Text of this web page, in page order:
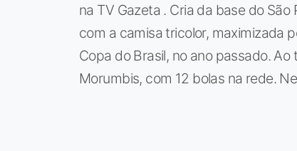
na TV Gazeta . Cria da base do
com a camisa tricolor, maximizada
Copa do Brasil, no ano passado.
Morumbis, com 12 bolas na rede.